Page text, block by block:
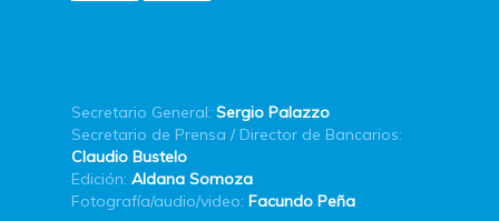
Secretario General: Sergio Palazzo
Secretario de Prensa / Director de Bancarios:
Claudio Bustelo
Edición: Aldana Somoza
Fotografía/audio/video: Facundo Peña